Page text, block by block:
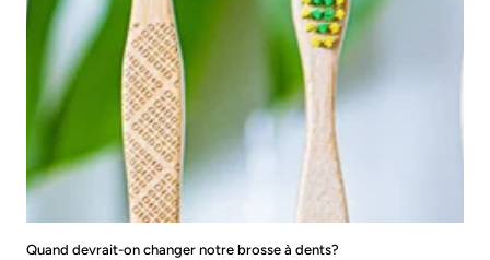
Quand devrait-on changer notre brosse à dents?